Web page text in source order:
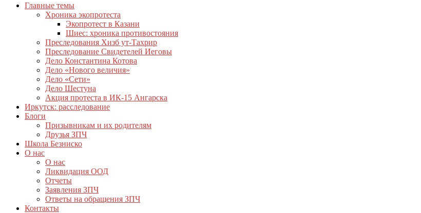
Главные темы
Хроника экопротеста
Экопротест в Казани
Шиес: хроника противостояния
Преследования Хизб ут-Тахрир
Преследование Свидетелей Иеговы
Дело Константина Котова
Дело «Нового величия»
Дело «Сети»
Дело Шестуна
Акция протеста в ИК-15 Ангарска
Иркутск: расследование
Блоги
Призывникам и их родителям
Друзья ЗПЧ
Школа Безниско
О нас
О нас
Ликвидация ООД
Отчеты
Заявления ЗПЧ
Ответы на обращения ЗПЧ
Контакты